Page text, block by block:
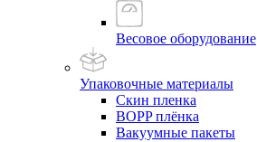
Весовое оборудование
Упаковочные материалы
Скин пленка
BOPP плёнка
Вакуумные пакеты